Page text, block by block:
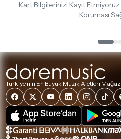
Kart Bilgilerinizi Kayıt
Koruması
Türkiye'nin En Büyük Müzik Aletleri